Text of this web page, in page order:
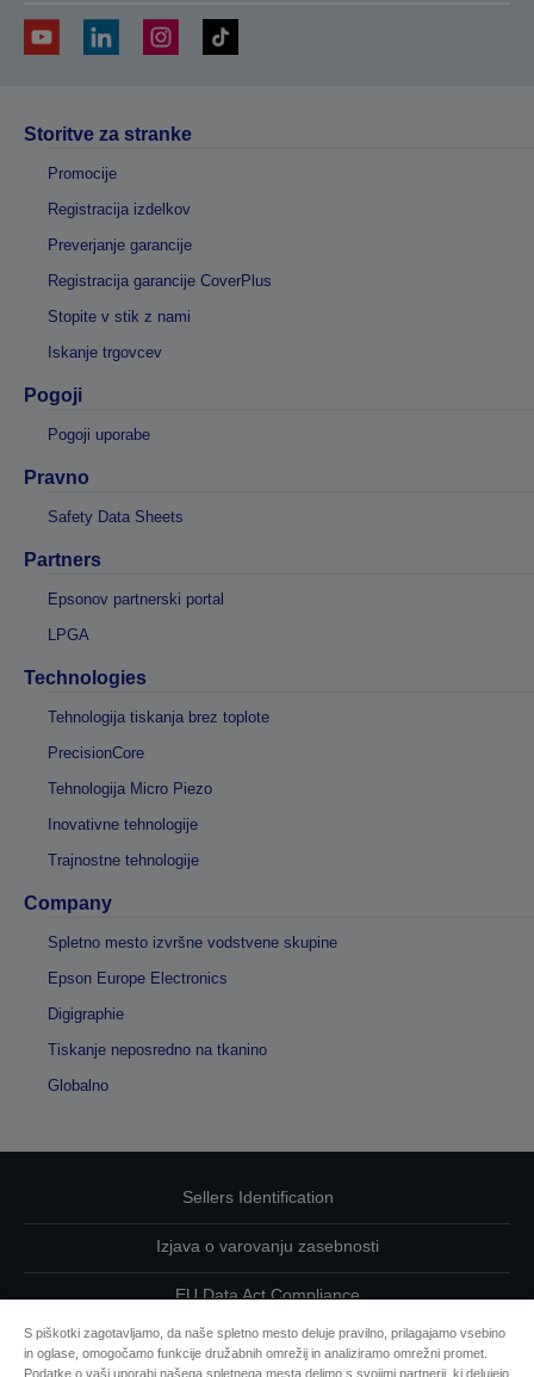
Storitve za stranke
Promocije
Registracija izdelkov
Preverjanje garancije
Registracija garancije CoverPlus
Stopite v stik z nami
Iskanje trgovcev
Pogoji
Pogoji uporabe
Pravno
Safety Data Sheets
Partners
Epsonov partnerski portal
LPGA
Technologies
Tehnologija tiskanja brez toplote
PrecisionCore
Tehnologija Micro Piezo
Inovativne tehnologije
Trajnostne tehnologije
Company
Spletno mesto izvršne vodstvene skupine
Epson Europe Electronics
Digigraphie
Tiskanje neposredno na tkanino
Globalno
Sellers Identification
Izjava o varovanju zasebnosti
EU Data Act Compliance
Kontaktirajte nas glede svojih podatkov
S piškotki zagotavljamo, da naše spletno mesto deluje pravilno, prilagajamo vsebino
in oglase, omogočamo funkcije družabnih omrežij in analiziramo omrežni promet.
Podatke o vaši uporabi našega spletnega mesta delimo s svojimi partnerji, ki delujejo